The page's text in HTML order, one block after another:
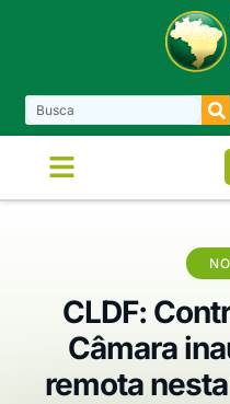
CLDF:
Câmara
remota